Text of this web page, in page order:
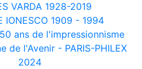
VARDA 1928-2019
IONESCO 1909 - 1994
ans de l'impressionnisme
de l'Avenir - PARIS-PHILEX
2024